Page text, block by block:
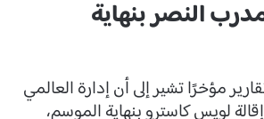
النصر بنهاية
مؤخرًا تشير إلى أن إدارة العالمي
لويس كاسترو بنهاية الموسم،